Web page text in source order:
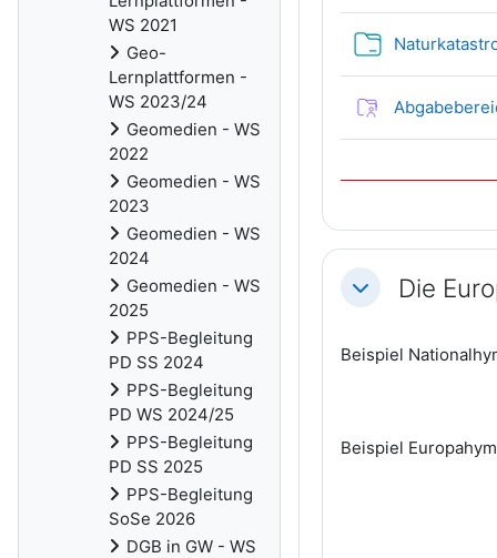
Einklappen
Die
Beispiel
Beispiel
WS 2021
Geo-
Lernplattformen -
WS 2023/24
Geomedien - WS
2022
Geomedien - WS
2023
Geomedien - WS
2024
Geomedien - WS
2025
PPS-Begleitung
PD SS 2024
PPS-Begleitung
PD WS 2024/25
PPS-Begleitung
PD SS 2025
PPS-Begleitung
SoSe 2026
DGB in GW - WS